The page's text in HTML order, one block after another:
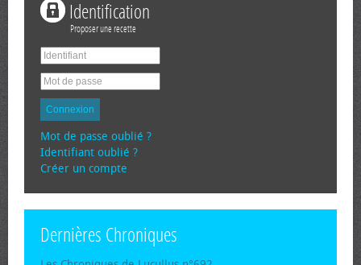
Identification
Proposer une recette
Connexion
Mot de passe oublié ?
Identifiant oublié ?
Créer un compte
Dernières Chroniques